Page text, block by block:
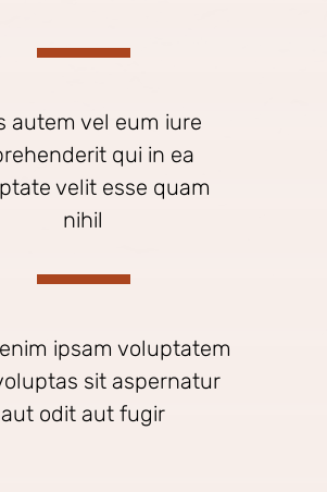
autem vel eum iure
qui in ea
velit esse quam
nihil
ipsam voluptatem
sit aspernatur
aut odit aut fugir